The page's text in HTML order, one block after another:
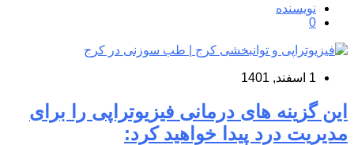
نویسنده
0
1 اسفند, 1401
این گزینه های درمانی فیزیوتراپی را برای
مدیریت درد پیدا خواهید کرد: